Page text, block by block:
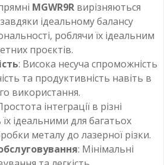
MGWR9R вирізняються
ідеальному балансу
роблячи їх ідеальним
проєктів.
: Висока несуча спроможність
та продуктивність навіть в
використання.
інтеграції в різні
ідеальними для багатьох
металу до лазерної різки.
: Мінімальні